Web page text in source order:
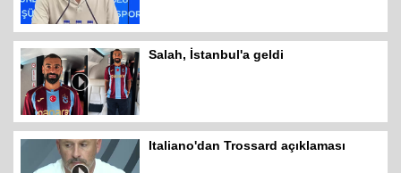
Salah, İstanbul'a geldi
Italiano'dan Trossard açıklaması